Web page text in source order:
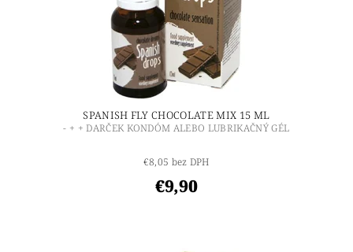
SPANISH FLY CHOCOLATE MIX 15 ML
- + + DARČEK KONDÓM ALEBO LUBRIKAČNÝ GÉL
€8,05 bez DPH
€9,90